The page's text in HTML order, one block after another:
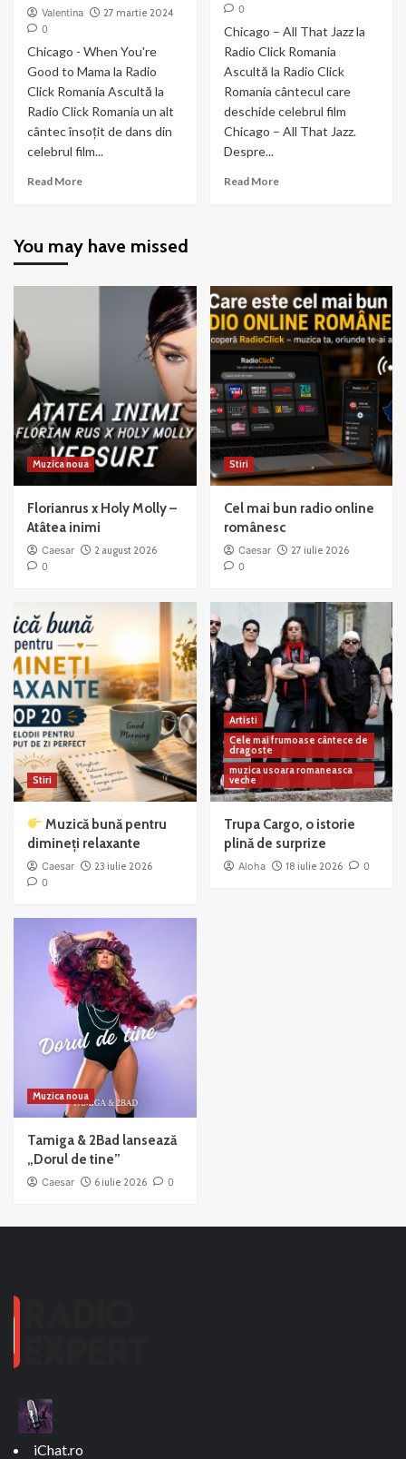
Valentina
27 martie 2024
0
Chicago - When You're
Good to Mama la Radio
Click Romania Ascultă la
Radio Click Romania un alt
cântec însoțit de dans din
celebrul film...
Read MoreRead
–
0
Chicago – All That Jazz la
Radio Click Romania
Ascultă la Radio Click
Romania cântecul care
deschide celebrul film
Chicago – All That Jazz.
Despre...
Read MoreRead
Jazz
You may have missed
Muzica noua
Florianrus x Holy Molly –
Atâtea inimi
Caesar
2 august 2026
0
Stiri
Cel mai bun radio online
românesc
Caesar
27 iulie 2026
0
Stiri
Muzică bună pentru
dimineți relaxante
Caesar
23 iulie 2026
0
Artisti
Cele mai frumoase cântece de
dragoste
muzica usoara romaneasca
veche
Trupa Cargo, o istorie
plină de surprize
Aloha 18 iulie 2026 0
Muzica noua
Tamiga & 2Bad lansează
„Dorul de tine”
Caesar 6 iulie 2026 0
iChat.ro